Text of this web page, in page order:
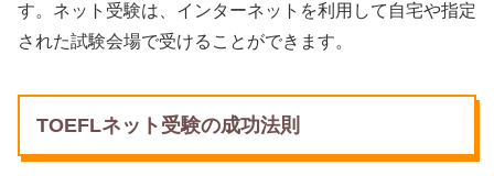
す。ネット受験は、インターネットを利用して自宅や指定
された試験会場で受けることができます。
TOEFLネット受験の成功法則